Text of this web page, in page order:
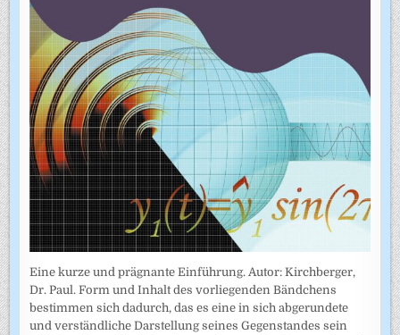
Eine kurze und prägnante Einführung. Autor: Kirchberger,
Dr. Paul. Form und Inhalt des vorliegenden Bändchens
bestimmen sich dadurch, das es eine in sich abgerundete
und verständliche Darstellung seines Gegenstandes sein